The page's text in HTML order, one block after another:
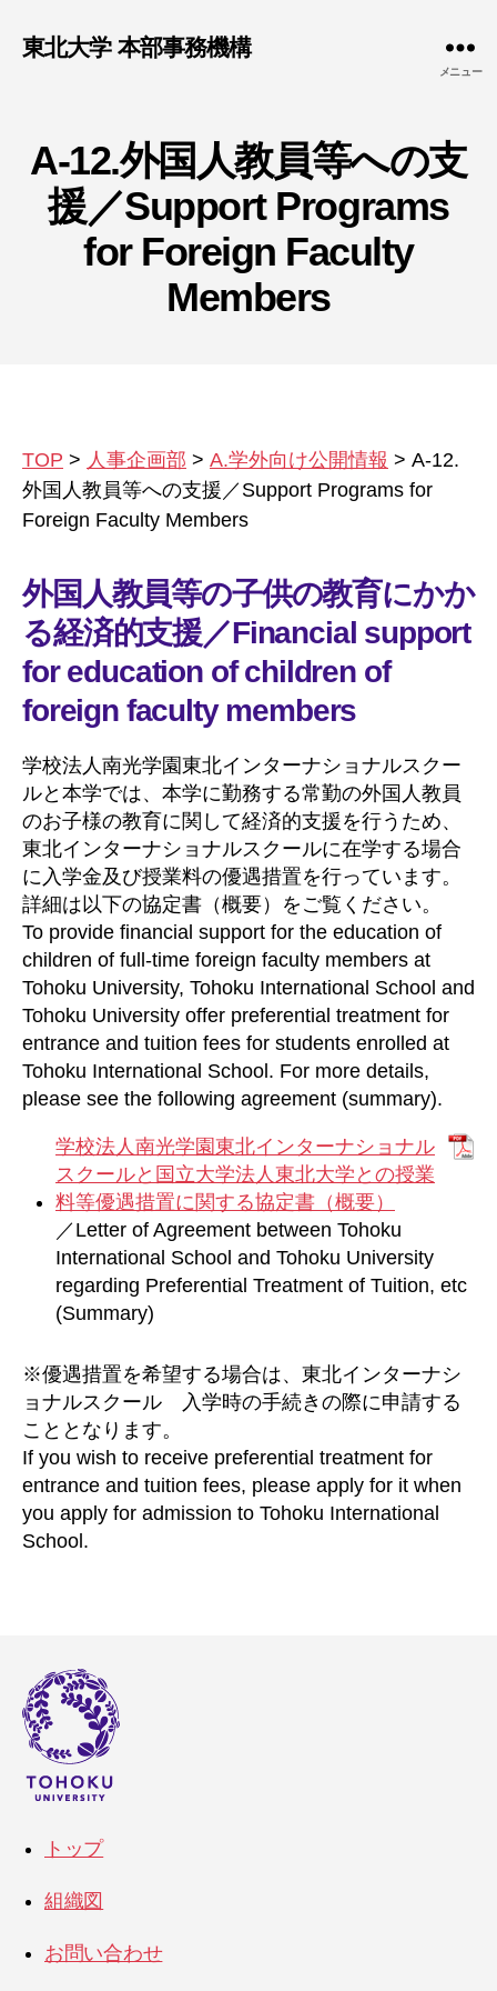
東北大学 本部事務機構
メニュー
A-12.外国人教員等への支
援／Support Programs
for Foreign Faculty
Members
TOP > 人事企画部 > A.学外向け公開情報 > A-12.
外国人教員等への支援／Support Programs for
Foreign Faculty Members
外国人教員等の子供の教育にかか
る経済的支援／Financial support
for education of children of
foreign faculty members
学校法人南光学園東北インターナショナルスクー
ルと本学では、本学に勤務する常勤の外国人教員
のお子様の教育に関して経済的支援を行うため、
東北インターナショナルスクールに在学する場合
に入学金及び授業料の優遇措置を行っています。
詳細は以下の協定書（概要）をご覧ください。
To provide financial support for the education of
children of full-time foreign faculty members at
Tohoku University, Tohoku International School and
Tohoku University offer preferential treatment for
entrance and tuition fees for students enrolled at
Tohoku International School. For more details,
please see the following agreement (summary).
学校法人南光学園東北インターナショナル
スクールと国立大学法人東北大学との授業
料等優遇措置に関する協定書（概要）
／Letter of Agreement between Tohoku
International School and Tohoku University
regarding Preferential Treatment of Tuition, etc
(Summary)
※優遇措置を希望する場合は、東北インターナシ
ョナルスクール 入学時の手続きの際に申請する
こととなります。
If you wish to receive preferential treatment for
entrance and tuition fees, please apply for it when
you apply for admission to Tohoku International
School.
トップ
組織図
お問い合わせ